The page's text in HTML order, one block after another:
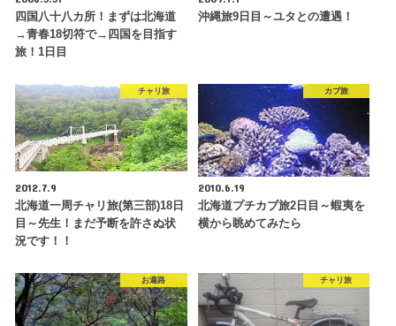
四国八十八カ所！まずは北海道
→青春18切符で→四国を目指す
旅！1日目
沖縄旅9日目～ユタとの遭遇！
チャリ旅
2012.7.9
北海道一周チャリ旅(第三部)18日
目～先生！まだ予断を許さぬ状
況です！！
カブ旅
2010.6.19
北海道プチカブ旅2日目～蝦夷を
横から眺めてみたら
お遍路 チャリ旅